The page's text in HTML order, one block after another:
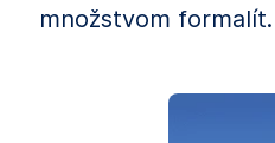
množstvom formalít.